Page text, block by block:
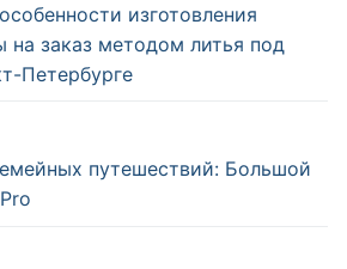
изготовления
на заказ методом литья под
Петербурге
путешествий: Большой